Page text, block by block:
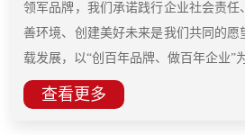
领军品牌，我们承诺践行企业社会责
善环境、创建美好未来是我们共同的
载发展，以“创百年品牌、做百年企业”
查看更多